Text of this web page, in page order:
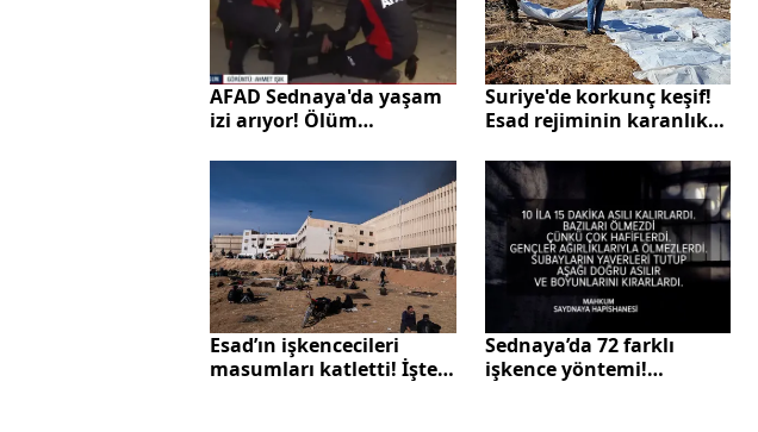
AFAD Sednaya'da yaşam
izi arıyor! Ölüm
Haber'de
Suriye'de korkunç keşif!
Esad rejiminin karanlık
mezar bulundu
Esad’ın işkencecileri
masumları katletti! İşte o
Sednaya’da 72 farklı
işkence yöntemi!